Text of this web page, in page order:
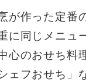
作った定番
に同じメニュ
心のおせち料
ェフおせち」